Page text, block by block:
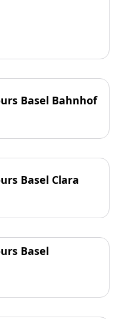
Basel Bahnhof
Basel Clara
Basel